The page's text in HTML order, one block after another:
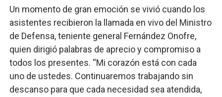
Un momento de gran emoción se vivió cuando los
asistentes recibieron la llamada en vivo del Ministro
de Defensa, teniente general Fernández Onofre,
quien dirigió palabras de aprecio y compromiso a
todos los presentes. “Mi corazón está con cada
uno de ustedes. Continuaremos trabajando sin
descanso para que cada necesidad sea atendida,